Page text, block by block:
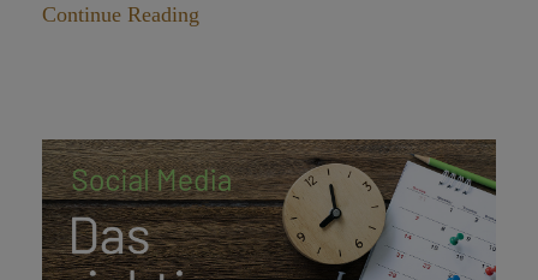
Continue Reading